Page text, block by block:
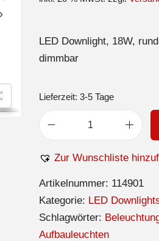
LED Downlight, 18W,
dimmbar
Lieferzeit: 3-5 Tage
Zur Wunschliste
Artikelnummer: 114901
Kategorie: LED
Schlagwörter:
Aufbauleuchten